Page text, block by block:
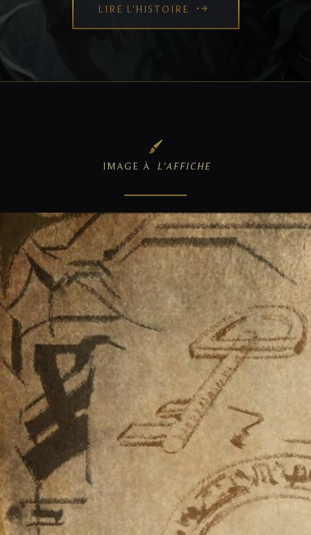
LIRE L'HISTOIRE
IMAGE À L'AFFICHE